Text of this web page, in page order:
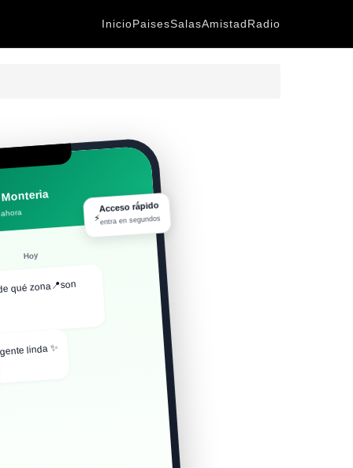
InicioPaisesSalasAmistadRadio
Hoy
qué zona📍son
linda ✨
⚡
Acceso rápido
entra en segundos